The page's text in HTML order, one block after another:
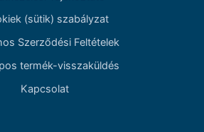
(sütik) szabályzat
Szerződési Feltételek
termék-visszaküldés
Kapcsolat